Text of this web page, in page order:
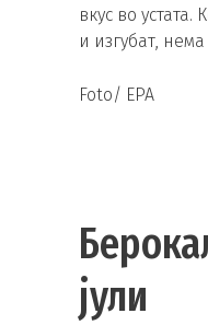
вкус во
и изгубат,
Foto/ EPA
јули